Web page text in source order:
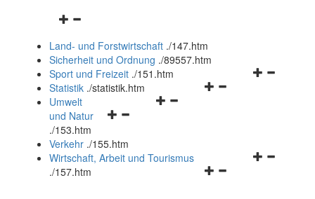
Navigationsmenü
und
schließen
Land- und Forstwirtschaft ./147.htm
Sicherheit und Ordnung ./89557.htm
Navigationsmenü
Sport und Freizeit ./151.htm
Navigationsmenü
Statistik ./statistik.htm
Navigationsmenü
und
schließen
Umwelt
und Natur
./153.htm
Verkehr ./155.htm
Navigationsmenü
Wirtschaft, Arbeit und Tourismus
./157.htm